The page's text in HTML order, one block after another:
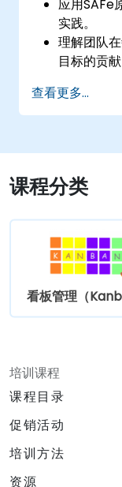
应用SAFe
实践。
理解团队
目标的贡献
互依赖性。
有效规划
参与并贡
与敏捷发
作。
查看更多...
课程分类
看板管理（
培训课程
课程目录
促销活动
培训方法
资源